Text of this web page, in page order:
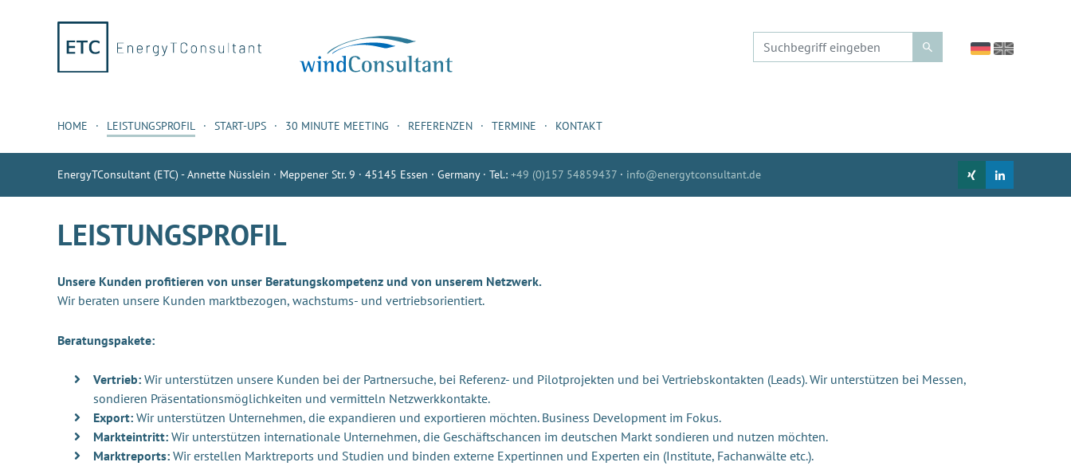
HOME LEISTUNGSPROFIL START-UPS 30 MINUTE MEETING REFERENZEN TERMINE KONTAKT
EnergyTConsultant (ETC) - Annette Nüsslein · Meppener Str. 9 · 45145 Essen · Germany · Tel.: +49 (0)157 54859437 · info@energytconsultant.de
LEISTUNGSPROFIL
Unsere Kunden profitieren von unser Beratungskompetenz und von unserem Netzwerk.
Wir beraten unsere Kunden marktbezogen, wachstums- und vertriebsorientiert.
Beratungspakete:
Vertrieb: Wir unterstützen unsere Kunden bei der Partnersuche, bei Referenz- und Pilotprojekten und bei Vertriebskontakten (Leads). Wir unterstützen bei Messen,
sondieren Präsentationsmöglichkeiten und vermitteln Netzwerkkontakte.
Export: Wir unterstützen Unternehmen, die expandieren und exportieren möchten. Business Development im Fokus.
Markteintritt: Wir unterstützen internationale Unternehmen, die Geschäftschancen im deutschen Markt sondieren und nutzen möchten.
Marktreports: Wir erstellen Marktreports und Studien und binden externe Expertinnen und Experten ein (Institute, Fachanwälte etc.).